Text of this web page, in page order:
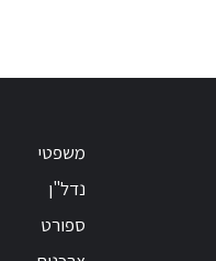
משפטי
נדל"ן
ספורט